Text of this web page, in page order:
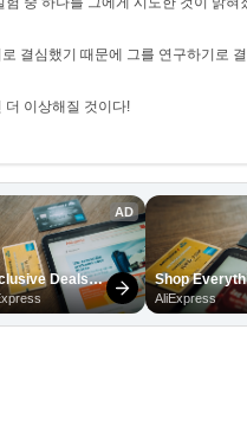
결심했기 때문에 그를 연구하기로 결
더 이상해질 것이다!